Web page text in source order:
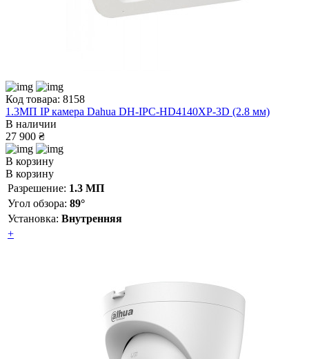
Код товара: 8158
1.3МП IP камера Dahua DH-IPC-HD4140XP-3D (2.8 мм)
В наличии
27 900 ₴
В корзину
В корзину
Разрешение: 1.3 МП
Угол обзора: 89°
Установка: Внутренняя
+